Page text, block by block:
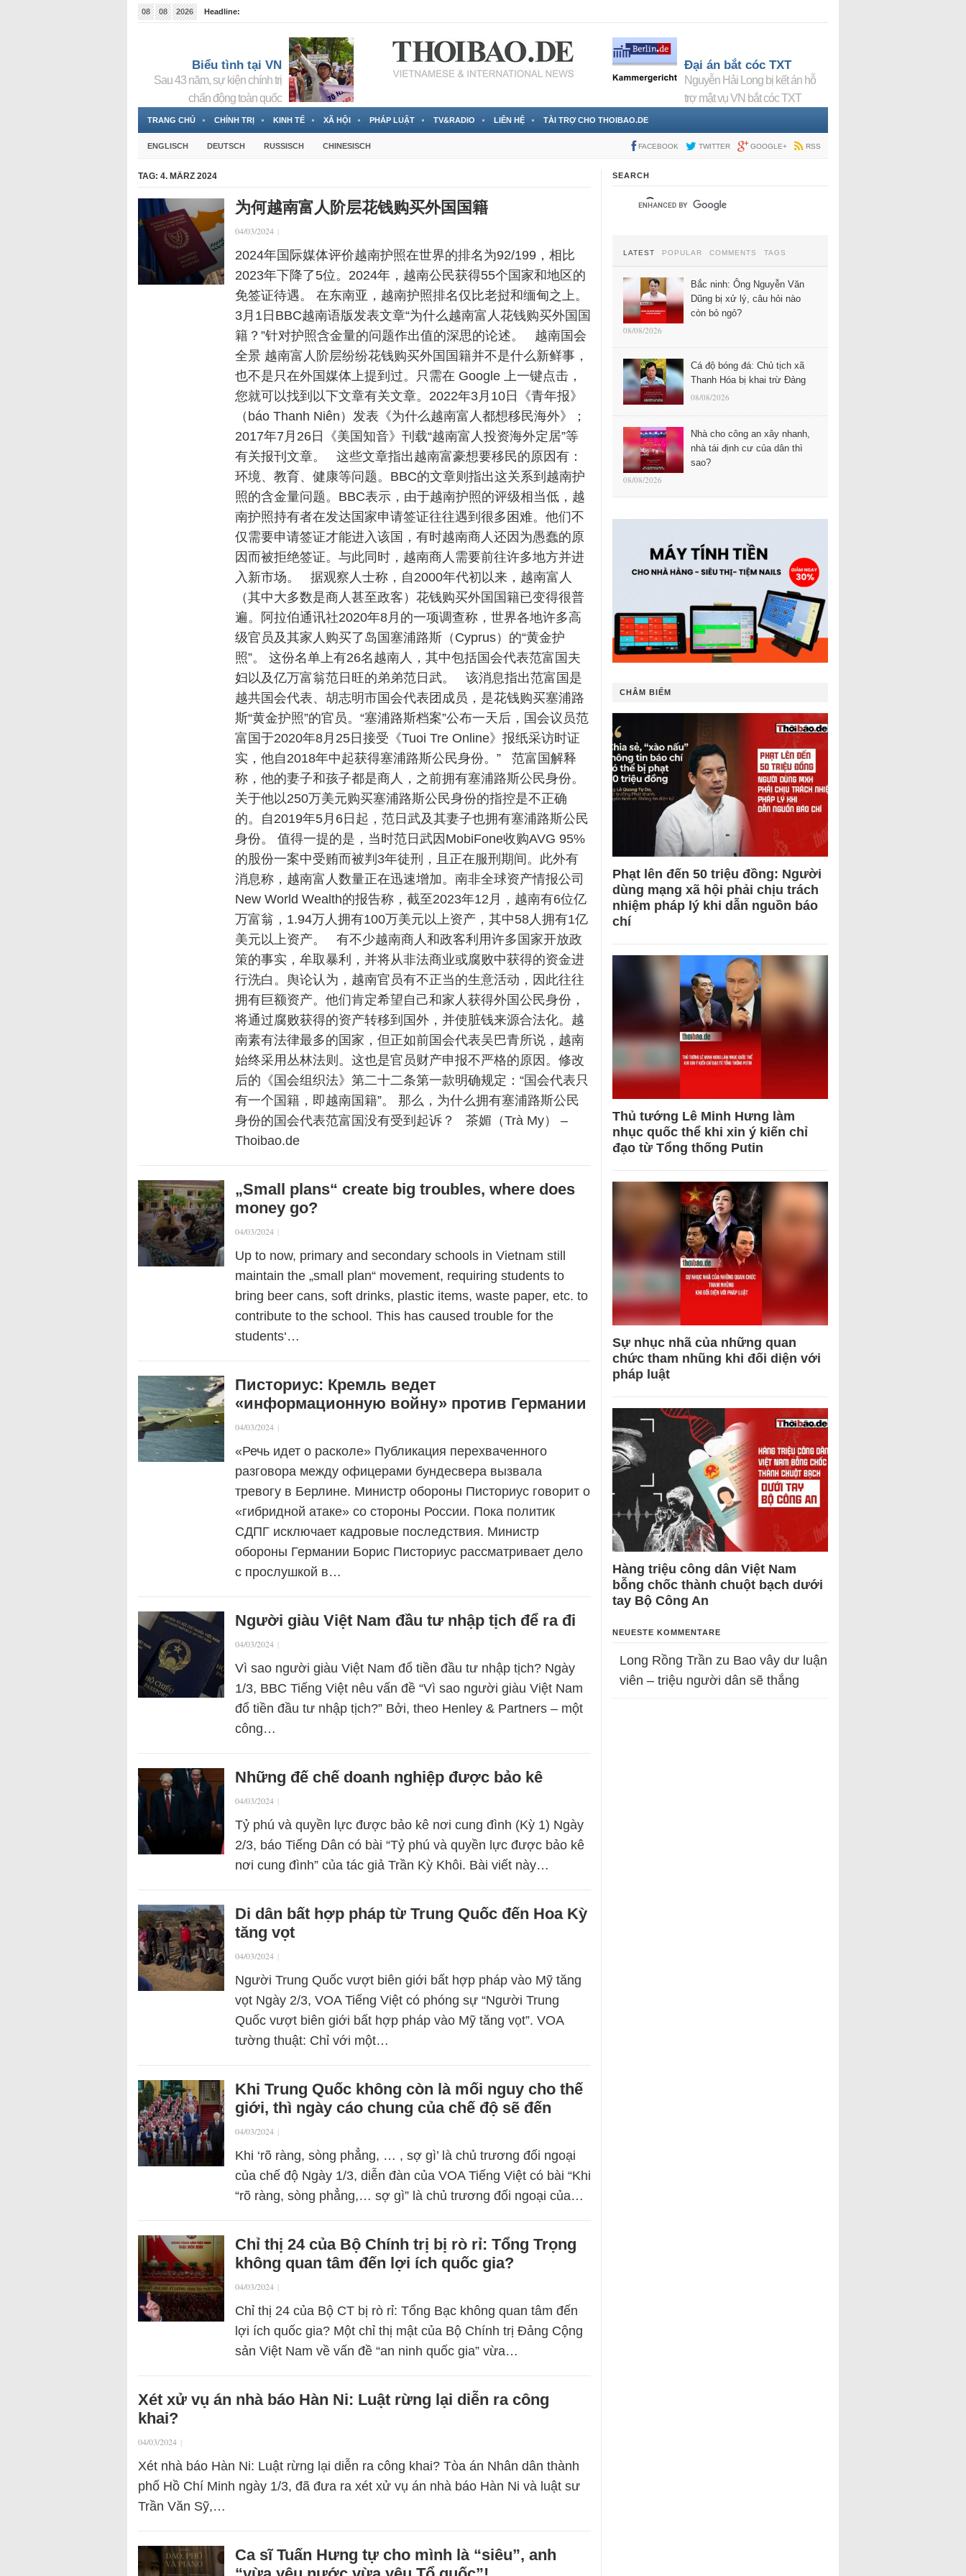
08 08 2026
Headline:
Biểu tình tại VN
Sau 43 năm, sự kiện chính trị
chấn động toàn quốc
Đại án bắt cóc TXT
Nguyễn Hải Long bị kết án hỗ
trợ mật vụ VN bắt cóc TXT
TRANG CHỦ CHÍNH TRỊ KINH TẾ XÃ HỘI PHÁP LUẬT TV&RADIO LIÊN HỆ TÀI TRỢ CHO THOIBAO.DE
ENGLISCH DEUTSCH RUSSISCH CHINESISCH FACEBOOK TWITTER GOOGLE+ RSS
TAG: 4. MÄRZ 2024
为何越南富人阶层花钱购买外国国籍
04/03/2024 |
2024年国际媒体评价越南护照在世界的排名为92/199，相比
2023年下降了5位。2024年，越南公民获得55个国家和地区的
免签证待遇。 在东南亚，越南护照排名仅比老挝和缅甸之上。
3月1日BBC越南语版发表文章“为什么越南富人花钱购买外国国
籍？”针对护照含金量的问题作出值的深思的论述。 越南国会
全景 越南富人阶层纷纷花钱购买外国国籍并不是什么新鲜事，
也不是只在外国媒体上提到过。只需在 Google 上一键点击，
您就可以找到以下文章有关文章。2022年3月10日《青年报》
（báo Thanh Niên）发表《为什么越南富人都想移民海外》；
2017年7月26日《美国知音》刊载“越南富人投资海外定居”等
有关报刊文章。 这些文章指出越南富豪想要移民的原因有：
环境、教育、健康等问题。BBC的文章则指出这关系到越南护
照的含金量问题。BBC表示，由于越南护照的评级相当低，越
南护照持有者在发达国家申请签证往往遇到很多困难。他们不
仅需要申请签证才能进入该国，有时越南商人还因为愚蠢的原
因而被拒绝签证。与此同时，越南商人需要前往许多地方并进
入新市场。 据观察人士称，自2000年代初以来，越南富人
（其中大多数是商人甚至政客）花钱购买外国国籍已变得很普
遍。阿拉伯通讯社2020年8月的一项调查称，世界各地许多高
级官员及其家人购买了岛国塞浦路斯（Cyprus）的“黄金护
照”。 这份名单上有26名越南人，其中包括国会代表范富国夫
妇以及亿万富翁范日旺的弟弟范日武。 该消息指出范富国是
越共国会代表、胡志明市国会代表团成员，是花钱购买塞浦路
斯“黄金护照”的官员。“塞浦路斯档案”公布一天后，国会议员范
富国于2020年8月25日接受《Tuoi Tre Online》报纸采访时证
实，他自2018年中起获得塞浦路斯公民身份。” 范富国解释
称，他的妻子和孩子都是商人，之前拥有塞浦路斯公民身份。
关于他以250万美元购买塞浦路斯公民身份的指控是不正确
的。自2019年5月6日起，范日武及其妻子也拥有塞浦路斯公民
身份。 值得一提的是，当时范日武因MobiFone收购AVG 95%
的股份一案中受贿而被判3年徒刑，且正在服刑期间。此外有
消息称，越南富人数量正在迅速增加。南非全球资产情报公司
New World Wealth的报告称，截至2023年12月，越南有6位亿
万富翁，1.94万人拥有100万美元以上资产，其中58人拥有1亿
美元以上资产。 有不少越南商人和政客利用许多国家开放政
策的事实，牟取暴利，并将从非法商业或腐败中获得的资金进
行洗白。舆论认为，越南官员有不正当的生意活动，因此往往
拥有巨额资产。他们肯定希望自己和家人获得外国公民身份，
将通过腐败获得的资产转移到国外，并使脏钱来源合法化。越
南素有法律最多的国家，但正如前国会代表吴巴青所说，越南
始终采用丛林法则。这也是官员财产申报不严格的原因。修改
后的《国会组织法》第二十二条第一款明确规定：“国会代表只
有一个国籍，即越南国籍”。 那么，为什么拥有塞浦路斯公民
身份的国会代表范富国没有受到起诉？ 茶媚（Trà My） –
Thoibao.de
„Small plans“ create big troubles, where does
money go?
04/03/2024 |
Up to now, primary and secondary schools in Vietnam still
maintain the „small plan“ movement, requiring students to
bring beer cans, soft drinks, plastic items, waste paper, etc. to
contribute to the school. This has caused trouble for the
students‘…
Писториус: Кремль ведет
«информационную войну» против Германии
04/03/2024 |
«Речь идет о расколе» Публикация перехваченного
разговора между офицерами бундесвера вызвала
тревогу в Берлине. Министр обороны Писториус говорит о
«гибридной атаке» со стороны России. Пока политик
СДПГ исключает кадровые последствия. Министр
обороны Германии Борис Писториус рассматривает дело
с прослушкой в…
Người giàu Việt Nam đầu tư nhập tịch để ra đi
04/03/2024 |
Vì sao người giàu Việt Nam đổ tiền đầu tư nhập tịch? Ngày
1/3, BBC Tiếng Việt nêu vấn đề “Vì sao người giàu Việt Nam
đổ tiền đầu tư nhập tịch?” Bởi, theo Henley & Partners – một
công…
Những đế chế doanh nghiệp được bảo kê
04/03/2024 |
Tỷ phú và quyền lực được bảo kê nơi cung đình (Kỳ 1) Ngày
2/3, báo Tiếng Dân có bài “Tỷ phú và quyền lực được bảo kê
nơi cung đình” của tác giả Trần Kỳ Khôi. Bài viết này…
Di dân bất hợp pháp từ Trung Quốc đến Hoa Kỳ
tăng vọt
04/03/2024 |
Người Trung Quốc vượt biên giới bất hợp pháp vào Mỹ tăng
vọt Ngày 2/3, VOA Tiếng Việt có phóng sự “Người Trung
Quốc vượt biên giới bất hợp pháp vào Mỹ tăng vọt”. VOA
tường thuật: Chỉ với một…
Khi Trung Quốc không còn là mối nguy cho thế
giới, thì ngày cáo chung của chế độ sẽ đến
04/03/2024 |
Khi ‘rõ ràng, sòng phẳng, … , sợ gì’ là chủ trương đối ngoại
của chế độ Ngày 1/3, diễn đàn của VOA Tiếng Việt có bài “Khi
“rõ ràng, sòng phẳng,… sợ gì” là chủ trương đối ngoại của…
Chỉ thị 24 của Bộ Chính trị bị rò rỉ: Tổng Trọng
không quan tâm đến lợi ích quốc gia?
04/03/2024 |
Chỉ thị 24 của Bộ CT bị rò rỉ: Tổng Bạc không quan tâm đến
lợi ích quốc gia? Một chỉ thị mật của Bộ Chính trị Đảng Cộng
sản Việt Nam về vấn đề “an ninh quốc gia” vừa…
Xét xử vụ án nhà báo Hàn Ni: Luật rừng lại diễn ra công
khai?
04/03/2024 |
Xét nhà báo Hàn Ni: Luật rừng lại diễn ra công khai? Tòa án Nhân dân thành
phố Hồ Chí Minh ngày 1/3, đã đưa ra xét xử vụ án nhà báo Hàn Ni và luật sư
Trần Văn Sỹ,…
Ca sĩ Tuấn Hưng tự cho mình là “siêu”, anh
SEARCH
LATEST POPULAR COMMENTS TAGS
Bắc ninh: Ông Nguyễn Văn
Dũng bị xử lý, câu hỏi nào
còn bỏ ngỏ?
08/08/2026
Cá độ bóng đá: Chủ tịch xã
Thanh Hóa bị khai trừ Đảng
08/08/2026
Nhà cho công an xây nhanh,
nhà tái định cư của dân thì
sao?
08/08/2026
CHÂM BIẾM
Phạt lên đến 50 triệu đồng: Người
dùng mạng xã hội phải chịu trách
nhiệm pháp lý khi dẫn nguồn báo
chí
Thủ tướng Lê Minh Hưng làm
nhục quốc thể khi xin ý kiến chỉ
đạo từ Tổng thống Putin
Sự nhục nhã của những quan
chức tham nhũng khi đối diện với
pháp luật
Hàng triệu công dân Việt Nam
bỗng chốc thành chuột bạch dưới
tay Bộ Công An
NEUESTE KOMMENTARE
Long Rồng Trần zu Bao vây dư luận
viên – triệu người dân sẽ thắng